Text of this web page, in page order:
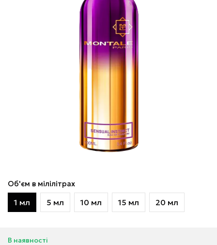
Об'єм в мілілітрах
1 мл 5 мл 10 мл 15 мл 20 мл
В наявності